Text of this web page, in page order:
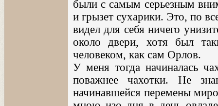
были с самым серьезным
и грызет сухарики. Это, по
видел для себя ничего
около двери, хотя был
человеком, как сам Орлов.
У меня тогда начиналась
поважнее чахотки. Не
начинавшейся перемены